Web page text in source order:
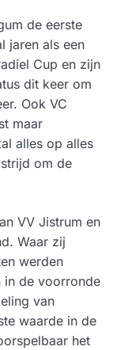
de eerste
jaren als een
Cup en zijn
dit keer om
Ook VC
maar
alles op alles
om de
VV Jistrum en
Waar zij
werden
in de voorronde
van
waarde in de
het